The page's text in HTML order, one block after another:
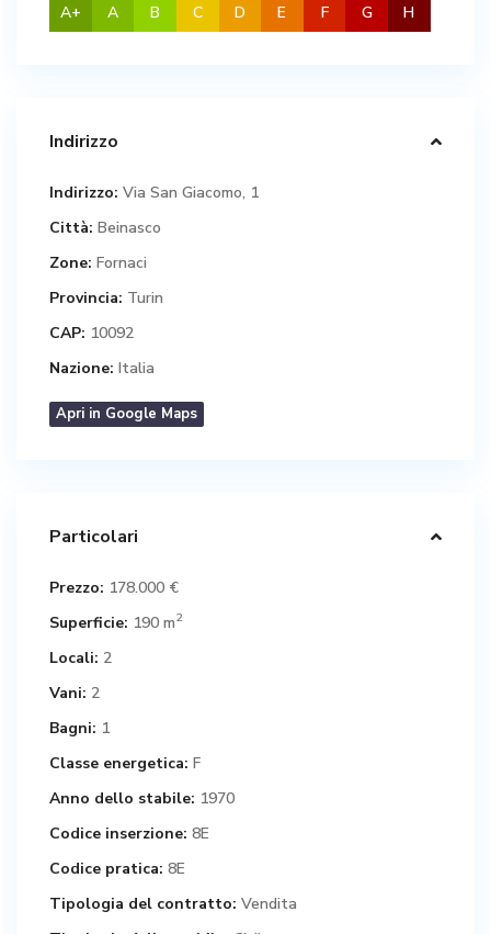
A+ A B C D E F G H
Indirizzo
Indirizzo: Via San Giacomo, 1
Città: Beinasco
Zone: Fornaci
Provincia: Turin
CAP: 10092
Nazione: Italia
Apri in Google Maps
Particolari
Prezzo: 178.000 €
Superficie: 190 m2
Locali: 2
Vani: 2
Bagni: 1
Classe energetica: F
Anno dello stabile: 1970
Codice inserzione: 8E
Codice pratica: 8E
Tipologia del contratto: Vendita